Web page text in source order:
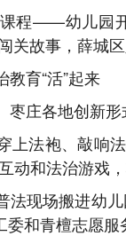
程——幼儿园
关故事，薛城
育“活”起来
庄各地创新
上法袍、敲响
动和法治游戏
法现场搬进幼
和青檀志愿